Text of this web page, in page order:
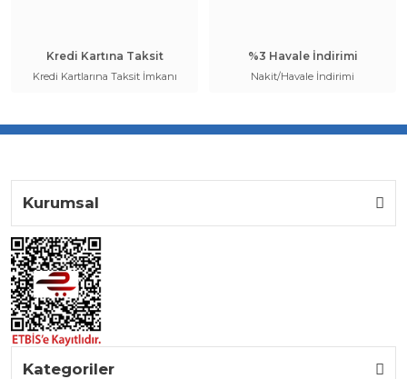
Kredi Kartına Taksit
Kredi Kartlarına Taksit İmkanı
%3 Havale İndirimi
Nakit/Havale İndirimi
Kurumsal
Kategoriler